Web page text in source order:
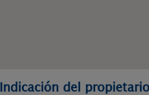
Indicación del propietario